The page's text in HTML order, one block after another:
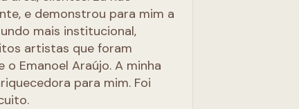
e demonstrou para mim a
mais institucional,
artistas que foram
Emanoel Araújo. A minha
para mim. Foi